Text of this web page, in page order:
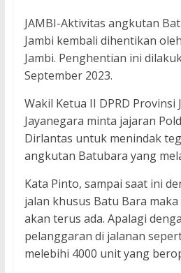
JAMBI-Aktivitas angkutan
Jambi kembali dihentikan
Jambi. Penghentian ini
September 2023.
Wakil Ketua II DPRD Provinsi
Jayanegara minta jajaran
Dirlantas untuk menindak
angkutan Batubara yang
Kata Pinto, sampai saat ini
jalan khusus Batu Bara
akan terus ada. Apalagi
pelanggaran di jalanan
melebihi 4000 unit yang